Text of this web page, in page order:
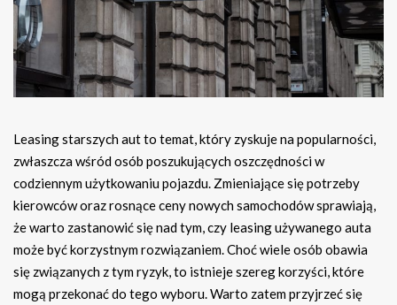
Leasing starszych aut to temat, który zyskuje na popularności,
zwłaszcza wśród osób poszukujących oszczędności w
codziennym użytkowaniu pojazdu. Zmieniające się potrzeby
kierowców oraz rosnące ceny nowych samochodów sprawiają,
że warto zastanowić się nad tym, czy leasing używanego auta
może być korzystnym rozwiązaniem. Choć wiele osób obawia
się związanych z tym ryzyk, to istnieje szereg korzyści, które
mogą przekonać do tego wyboru. Warto zatem przyjrzeć się